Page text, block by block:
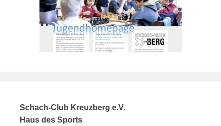
Schach-Club Kreuzberg e.V.
Haus des Sports